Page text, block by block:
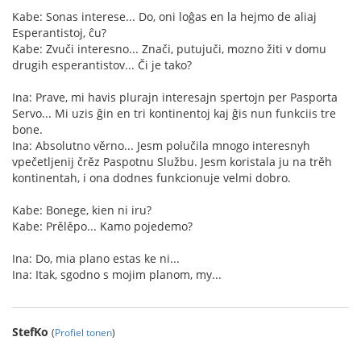
Kabe: Sonas interese... Do, oni loĝas en la hejmo de aliaj
Esperantistoj, ĉu?
Kabe: Zvuči interesno... Znači, putujuči, mozno žiti v domu
drugih esperantistov... Či je tako?
Ina: Prave, mi havis plurajn interesajn spertojn per Pasporta
Servo... Mi uzis ĝin en tri kontinentoj kaj ĝis nun funkciis tre
bone.
Ina: Absolutno věrno... Jesm polučila mnogo interesnyh
vpečetljenij črěz Paspotnu Službu. Jesm koristala ju na trěh
kontinentah, i ona dodnes funkcionuje velmi dobro.
Kabe: Bonege, kien ni iru?
Kabe: Prělěpo... Kamo pojedemo?
Ina: Do, mia plano estas ke ni...
Ina: Itak, sgodno s mojim planom, my...
StefKo (Profiel tonen)